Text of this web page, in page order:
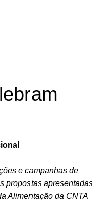
e campanhas de
propostas apresentadas
Alimentação da CNTA